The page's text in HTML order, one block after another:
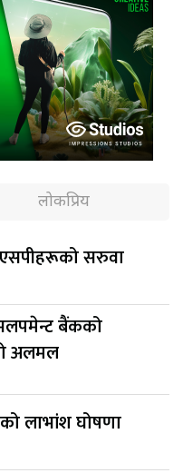
लोकप्रिय
सरुवा
बैंकको
अलमल
लाभांश घोषणा